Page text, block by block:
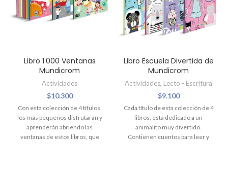
Libro 1.000 Ventanas
Mundicrom
Actividades
$10.300
Con esta colección de 4 títulos,
los más pequeños disfrutarán y
aprenderán abriendo las
ventanas de estos libros, que
Libro Escuela Divertida de
Mundicrom
Actividades, Lecto - Escritura
$9.100
Cada título de esta colección de 4
libros, está dedicado a un
animalito muy divertido.
Contienen cuentos para leer y